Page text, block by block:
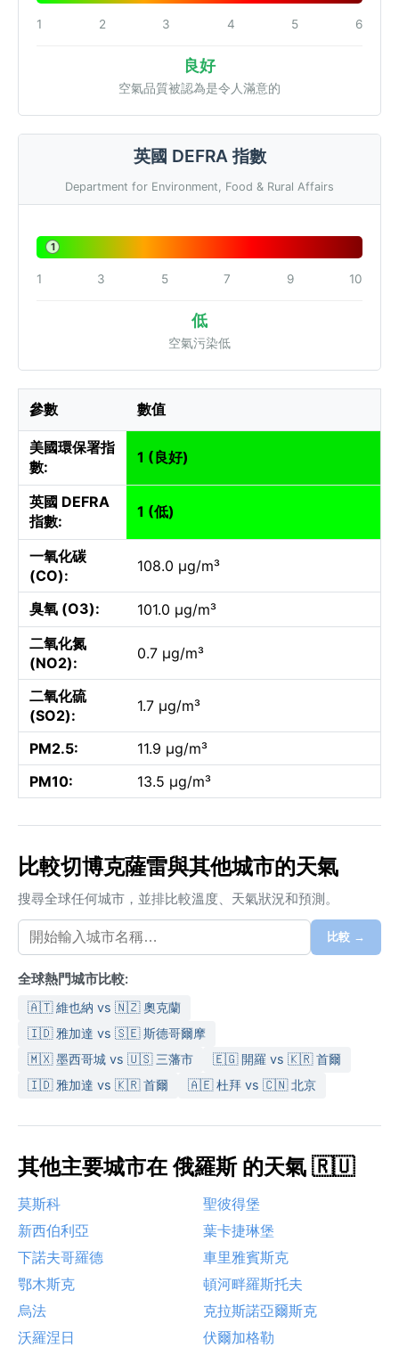
1 2 3 4 5 6
良好
空氣品質被認為是令人滿意的
英國 DEFRA 指數
Department for Environment, Food & Rural Affairs
1
1 3 5 7 9 10
低
空氣污染低
參數 數值
美國環保署指
數:
1 (良好)
英國 DEFRA
指數:
1 (低)
一氧化碳
(CO):
108.0 µg/m³
臭氧 (O3):
101.0 µg/m³
二氧化氮
(NO2):
0.7 µg/m³
二氧化硫
(SO2):
1.7 µg/m³
PM2.5:
11.9 µg/m³
PM10:
13.5 µg/m³
比較切博克薩雷與其他城市的天氣
搜尋全球任何城市，並排比較溫度、天氣狀況和預測。
比較 →
全球熱門城市比較:
🇦🇹 維也納 vs 🇳🇿 奧克蘭
🇮🇩 雅加達 vs 🇸🇪 斯德哥爾摩
🇲🇽 墨西哥城 vs 🇺🇸 三藩市
🇪🇬 開羅 vs 🇰🇷 首爾
🇮🇩 雅加達 vs 🇰🇷 首爾
🇦🇪 杜拜 vs 🇨🇳 北京
其他主要城市在 俄羅斯 的天氣 🇷🇺
莫斯科
聖彼得堡
新西伯利亞
葉卡捷琳堡
下諾夫哥羅德
車里雅賓斯克
鄂木斯克
頓河畔羅斯托夫
烏法
克拉斯諾亞爾斯克
沃羅涅日
伏爾加格勒